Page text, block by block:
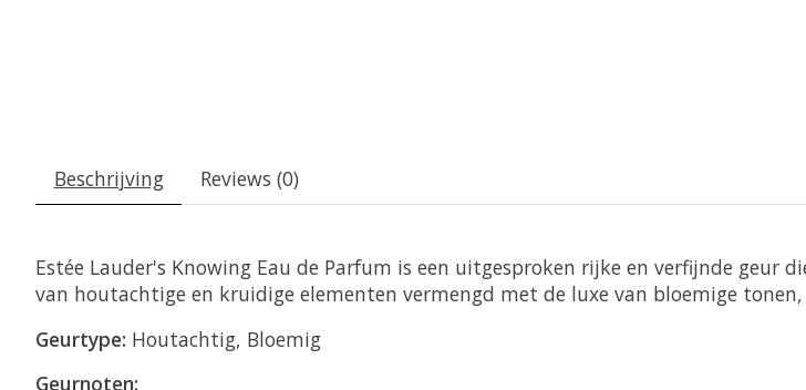
Beschrijving Reviews (0)
Estée Lauder's Knowing Eau de Parfum is een uitgesproken rijke en verfijnde
van houtachtige en kruidige elementen vermengd met de luxe van bloemige
Geurtype: Houtachtig, Bloemig
Geurnoten: